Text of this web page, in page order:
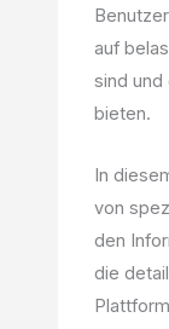
auf
sind und
bieten.
In
von
den
die